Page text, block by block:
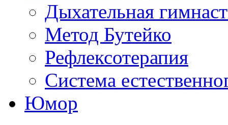
Дыхательная
Метод Бутейко
Рефлексотерапия
Система
Юмор